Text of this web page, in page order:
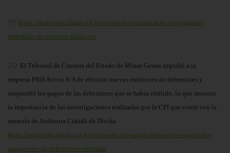
19 https://auditoriacidada.org.br/conteudo/securitizacao-consignado-
turbinado-de-recursos-publicos/
20 El Tribunal de Cuentas del Estado de Minas Gerais impidió a la
empresa PBH Ativos S/A de efectuar nuevas emisiones de debentures y
suspendió los pagos de las debentures que se había emitido, lo que muestra
la importancia de las investigaciones realizadas por la CPI que contó con la
asesoría de Auditoria Cidadã da Dívida
https://auditoriacidada.org.br/conteudo/tce-manda-pbh-ativos-suspender-
pagamento-de-debentures-emitidas/